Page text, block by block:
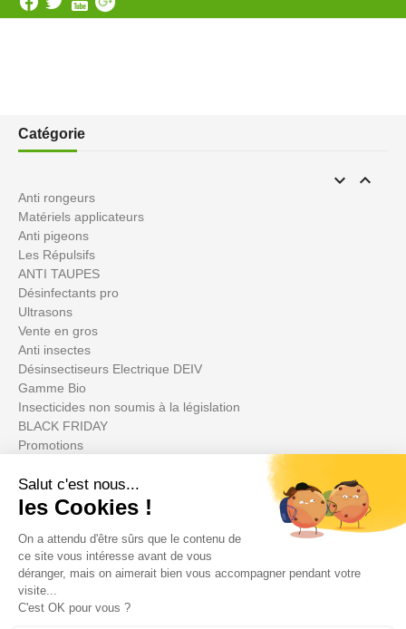
Catégorie
 
Anti rongeurs
Matériels applicateurs
Anti pigeons
Les Répulsifs
ANTI TAUPES
Désinfectants pro
Ultrasons
Vente en gros
Anti insectes
Désinsectiseurs Electrique DEIV
Gamme Bio
Insecticides non soumis à la législation
BLACK FRIDAY
Promotions
Ihr Konto
Informations